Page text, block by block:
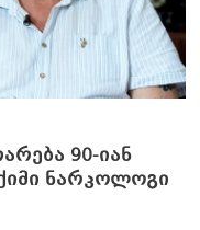
90-იან
ნარკოლოგი